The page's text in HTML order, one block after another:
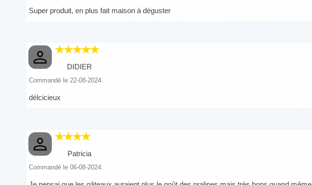
Super produit, en plus fait maison à déguster
DIDIER
Commandé le 22-08-2024.
délcicieux
Patricia
Commandé le 06-08-2024.